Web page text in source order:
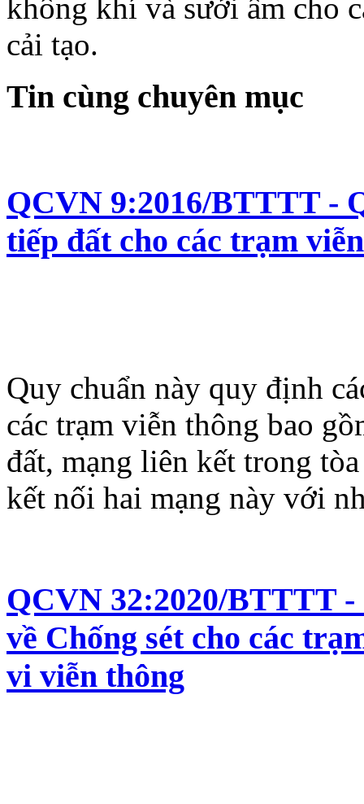
không khí và sưởi ấm cho
cải tạo.
Tin cùng chuyên mục
QCVN 9:2016/BTTTT -
tiếp đất cho các trạm
Quy chuẩn này quy định
các trạm viễn thông bao
đất, mạng liên kết trong
kết nối hai mạng này với
QCVN 32:2020/BTTTT
về Chống sét cho các
vi viễn thông